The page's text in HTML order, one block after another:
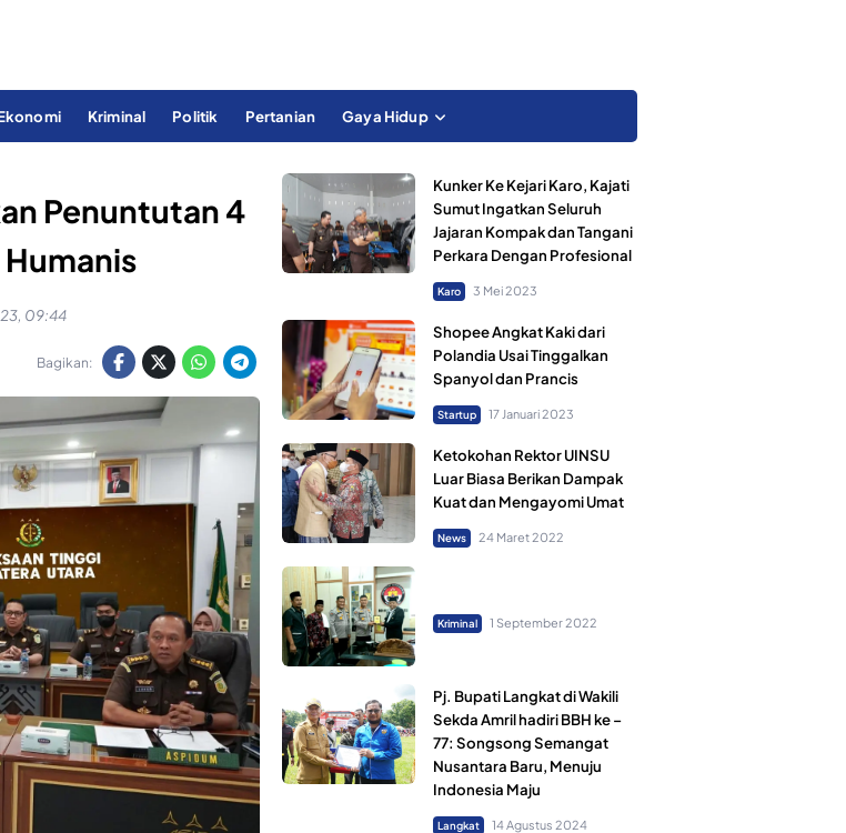
Kriminal Politik Pertanian Gaya Hidup
Penuntutan 4
09:44
Bagikan:
Kunker Ke Kejari Karo, Kajati
Sumut Ingatkan Seluruh
Jajaran Kompak dan Tangani
Perkara Dengan Profesional
Karo 3 Mei 2023
Shopee Angkat Kaki dari
Polandia Usai Tinggalkan
Spanyol dan Prancis
Startup 17 Januari 2023
Ketokohan Rektor UINSU
Luar Biasa Berikan Dampak
Kuat dan Mengayomi Umat
News 24 Maret 2022
Kriminal 1 September 2022
Pj. Bupati Langkat di Wakili
Sekda Amril hadiri BBH ke –
77: Songsong Semangat
Nusantara Baru, Menuju
Indonesia Maju
Langkat 14 Agustus 2024